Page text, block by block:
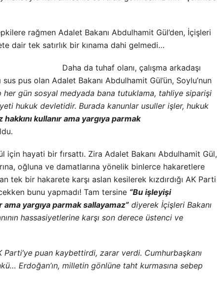
rağmen Adalet Bakanı Abdulhamit Gül’den, İçişleri
dair tek satırlık bir kınama dahi gelmedi…
Daha da tuhaf olanı, çalışma arkadaşı
pus olan Adalet Bakanı Abdulhamit Gül’ün, Soylu’nun
her gün sosyal medyada bana tutuklama, tahliye siparişi
hukuk devletidir. Burada kanunlar usuller işler, hukuk
kullanır ama yargıya parmak
için hayati bir fırsattı. Zira Adalet Bakanı Abdulhamit Gül,
oğluna ve damatlarına yönelik binlerce hakaretlere
tek bir hakarete karşı aslan kesilerek kızdırdığı AK Parti
bunu yapmadı! Tam tersine “Bu işleyişi
yargıya parmak sallayamaz” diyerek İçişleri Bakanı
hassasiyetlerine karşı son derece üstenci ve
Parti’ye puan kaybettirdi, zarar verdi. Cumhurbaşkanı
Erdoğan’ın, milletin gönlüne taht kurmasına sebep